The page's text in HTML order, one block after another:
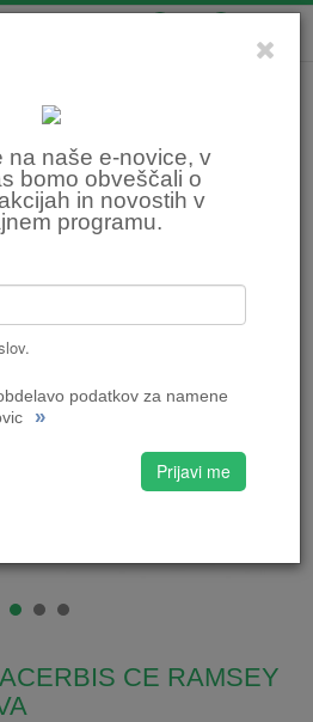
na naše e-novice, v
bomo obveščali o
in novostih v
programu.
podatkov za namene
»
Prijavi me
CE RAMSEY